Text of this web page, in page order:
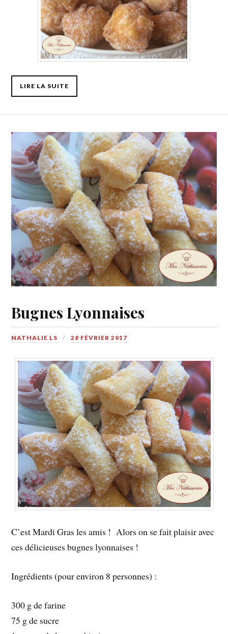
LIRE LA SUITE
Bugnes Lyonnaises
NATHALIE LS 28 FÉVRIER 2017
C’est Mardi Gras les amis ! Alors on se fait plaisir avec
ces délicieuses bugnes lyonnaises !
Ingrédients (pour environ 8 personnes) :
300 g de farine
75 g de sucre